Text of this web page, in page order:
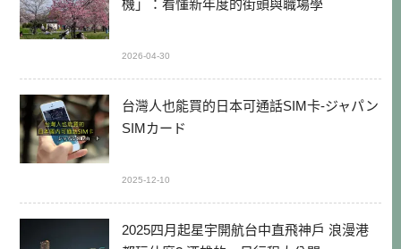
機」：看懂新年度的街頭與職場學
2026-04-30
台灣人也能買的日本可通話SIM卡-ジャパン
SIMカード
2025-12-10
2025四月起星宇開航台中直飛神戶 浪漫港